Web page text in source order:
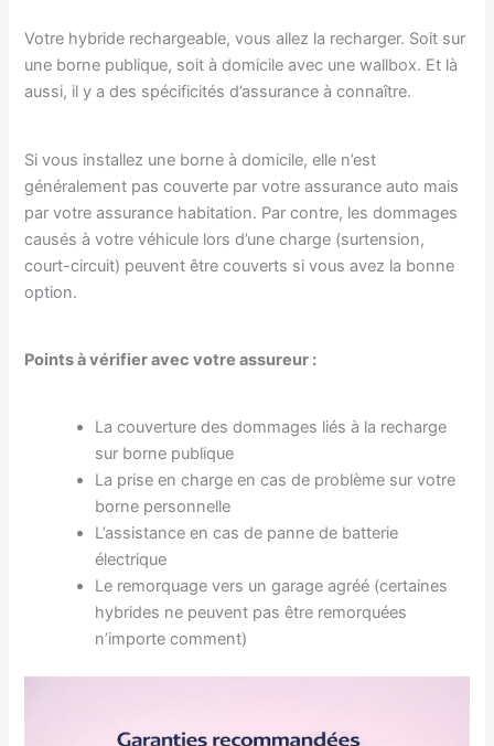
Votre hybride rechargeable, vous allez la recharger. Soit sur
une borne publique, soit à domicile avec une wallbox. Et là
aussi, il y a des spécificités d’assurance à connaître.
Si vous installez une borne à domicile, elle n’est
généralement pas couverte par votre assurance auto mais
par votre assurance habitation. Par contre, les dommages
causés à votre véhicule lors d’une charge (surtension,
court-circuit) peuvent être couverts si vous avez la bonne
option.
Points à vérifier avec votre assureur :
La couverture des dommages liés à la recharge
sur borne publique
La prise en charge en cas de problème sur votre
borne personnelle
L’assistance en cas de panne de batterie
électrique
Le remorquage vers un garage agréé (certaines
hybrides ne peuvent pas être remorquées
n’importe comment)